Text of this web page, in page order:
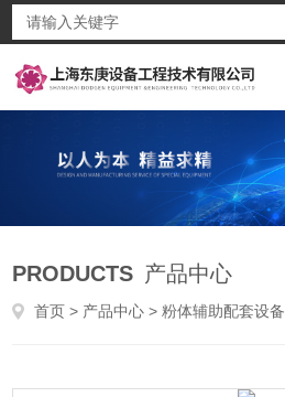
PRODUCTS 产品中心
首页 > 产品中心 >粉体辅助配套设备